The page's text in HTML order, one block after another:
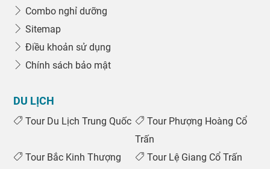
Combo nghỉ dưỡng
Sitemap
Điều khoản sử dụng
Chính sách bảo mật
DU LỊCH
Tour Du Lịch Trung Quốc
Tour Phượng Hoàng Cổ
Trấn
Tour Bắc Kinh Thượng
Tour Lệ Giang Cổ Trấn